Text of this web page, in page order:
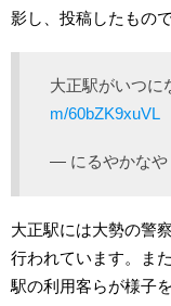
影し、投稿したもので
大正駅がいつ
m/60bZK9xuVL
— にるやかなや
大正駅には大勢の警
行われています。ま
駅の利用客らが様子